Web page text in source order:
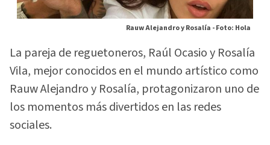
Rauw Alejandro y Rosalía -Foto: Hola
La pareja de reguetoneros, Raúl Ocasio y Rosalía
Vila, mejor conocidos en el mundo artístico como
Rauw Alejandro y Rosalía, protagonizaron uno de
los momentos más divertidos en las redes
sociales.